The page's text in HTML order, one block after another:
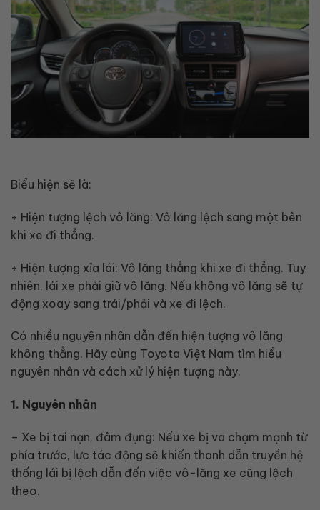
Biểu hiện sẽ là:
+ Hiện tượng lệch vô lăng: Vô lăng lệch sang một bên
khi xe đi thẳng.
+ Hiện tượng xỉa lái: Vô lăng thẳng khi xe đi thẳng. Tuy
nhiên, lái xe phải giữ vô lăng. Nếu không vô lăng sẽ tự
động xoay sang trái/phải và xe đi lệch.
Có nhiều nguyên nhân dẫn đến hiện tượng vô lăng
không thẳng. Hãy cùng Toyota Việt Nam tìm hiểu
nguyên nhân và cách xử lý hiện tượng này.
1. Nguyên nhân
– Xe bị tai nạn, đâm đụng: Nếu xe bị va chạm mạnh từ
phía trước, lực tác động sẽ khiến thanh dẫn truyền hệ
thống lái bị lệch dẫn đến việc vô-lăng xe cũng lệch
theo.